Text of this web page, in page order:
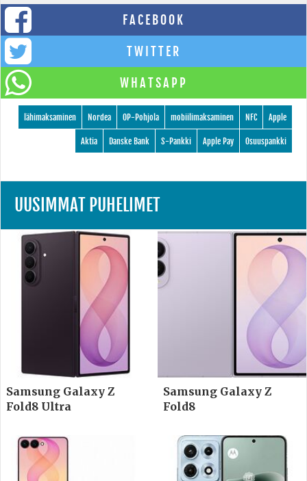
FACEBOOK
TWITTER
WHATSAPP
Apple
NFC
mobiilimaksaminen
OP-Pohjola
Nordea
lähimaksaminen
Osuuspankki
Apple Pay
S-Pankki
Danske Bank
Aktia
UUSIMMAT PUHELIMET
Samsung Galaxy Z
Fold8 Ultra
Samsung Galaxy Z
Fold8